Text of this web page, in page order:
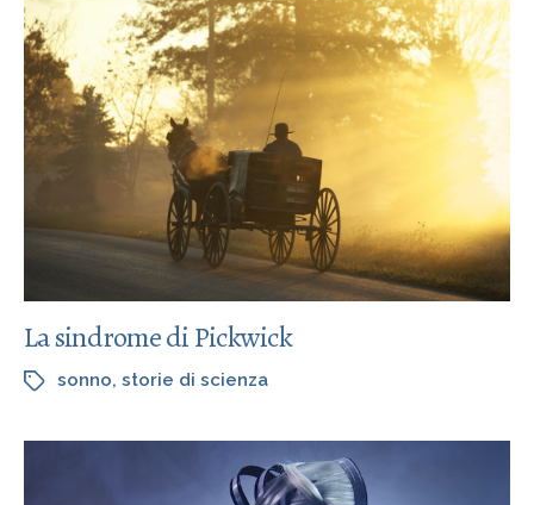
La sindrome di Pickwick
sonno, storie di scienza